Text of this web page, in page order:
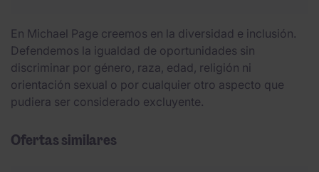
En Michael Page creemos en la diversidad e inclusión.
Defendemos la igualdad de oportunidades sin
discriminar por género, raza, edad, religión ni
orientación sexual o por cualquier otro aspecto que
pudiera ser considerado excluyente.
Ofertas similares